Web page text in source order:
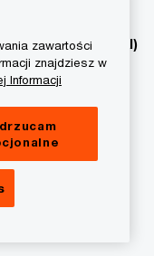
Inteligencja (AI)
transferowe
u źródła
zawartości
znajdziesz w
Informacji